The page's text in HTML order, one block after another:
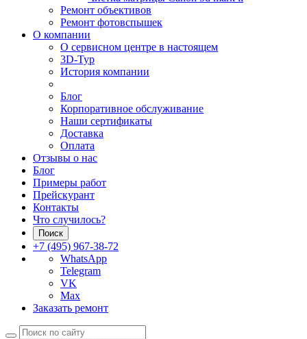
Ремонт объективов
Ремонт фотовспышек
О компании
О сервисном центре в настоящем
3D-Тур
История компании
Блог
Корпоративное обслуживание
Наши сертификаты
Доставка
Оплата
Отзывы о нас
Блог
Примеры работ
Прейскурант
Контакты
Что случилось?
Поиск
+7 (495) 967-38-72
WhatsApp
Telegram
VK
Max
Заказать ремонт